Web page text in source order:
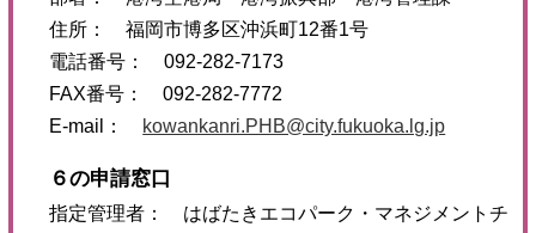
住所： 福岡市博多区沖浜町12番1号
電話番号： 092-282-7173
FAX番号： 092-282-7772
E-mail：
kowankanri.PHB@city.fukuoka.lg.jp
６の申請窓口
指定管理者： はばたきエコパーク・マネジメントチ